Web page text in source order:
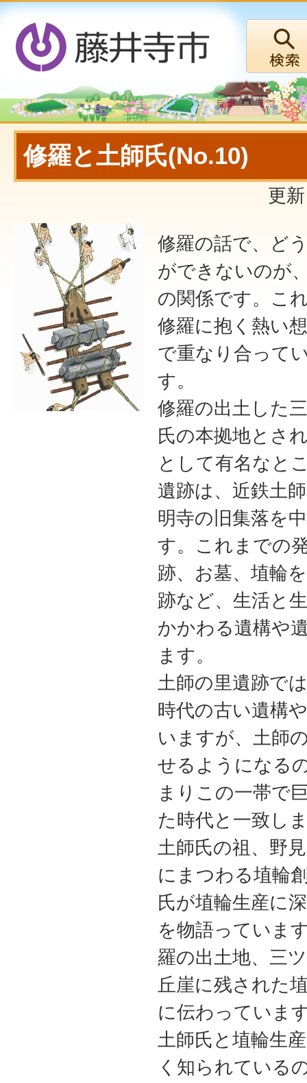
修羅と土師氏(No.10)
更
修羅の話で、ど
ができないのが
の関係です。こ
修羅に抱く熱い
で重なり合って
す。
修羅の出土した
氏の本拠地とさ
として有名なと
遺跡は、近鉄土
明寺の旧集落を
す。これまでの
跡、お墓、埴輪
跡など、生活と
かかわる遺構や
ます。
土師の里遺跡で
時代の古い遺構
いますが、土師
せるようになる
まりこの一帯で
た時代と一致し
土師氏の祖、野
にまつわる埴輪
氏が埴輪生産に
を物語っていま
羅の出土地、三
丘崖に残された
に伝わっていま
土師氏と埴輪生
く知られている